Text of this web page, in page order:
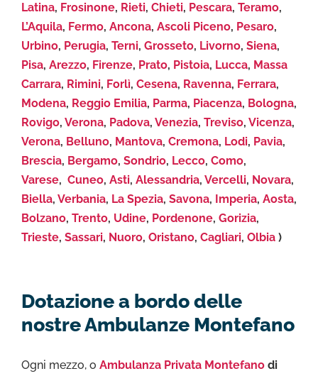
Latina, Frosinone, Rieti, Chieti, Pescara, Teramo,
L’Aquila, Fermo, Ancona, Ascoli Piceno, Pesaro,
Urbino, Perugia, Terni, Grosseto, Livorno, Siena,
Pisa, Arezzo, Firenze, Prato, Pistoia, Lucca, Massa
Carrara, Rimini, Forlì, Cesena, Ravenna, Ferrara,
Modena, Reggio Emilia, Parma, Piacenza, Bologna,
Rovigo, Verona, Padova, Venezia, Treviso, Vicenza,
Verona, Belluno, Mantova, Cremona, Lodi, Pavia,
Brescia, Bergamo, Sondrio, Lecco, Como,
Varese, Cuneo, Asti, Alessandria, Vercelli, Novara,
Biella, Verbania, La Spezia, Savona, Imperia, Aosta,
Bolzano, Trento, Udine, Pordenone, Gorizia,
Trieste, Sassari, Nuoro, Oristano, Cagliari, Olbia )
Dotazione a bordo delle
nostre Ambulanze Montefano
Ogni mezzo, o Ambulanza Privata Montefano di